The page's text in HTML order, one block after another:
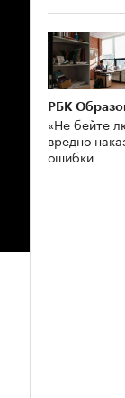
РБК
«Не бейте
вредно
ошибки